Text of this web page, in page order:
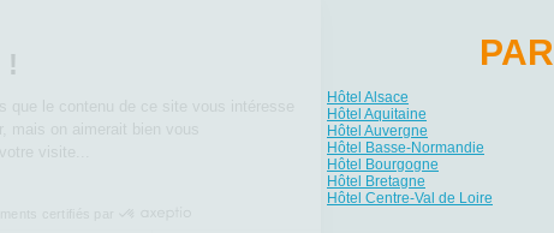
Hôtel Alsace
Hôtel Aquitaine
Hôtel Auvergne
Hôtel Basse-Normandie
Hôtel Bourgogne
Hôtel Bretagne
Hôtel Centre-Val de Loire
On a attendu d'être sûrs que le contenu de ce site vous intéresse
avant de vous déranger, mais on aimerait bien vous